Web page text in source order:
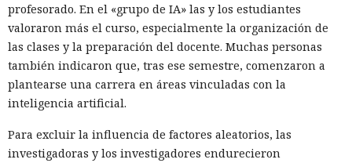
profesorado. En el «grupo de IA» las y los estudiantes
valoraron más el curso, especialmente la organización de
las clases y la preparación del docente. Muchas personas
también indicaron que, tras ese semestre, comenzaron a
plantearse una carrera en áreas vinculadas con la
inteligencia artificial.
Para excluir la influencia de factores aleatorios, las
investigadoras y los investigadores endurecieron